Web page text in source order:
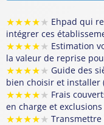
★★★★★ Ehpad qui
intégrer ces
★★★★★ Estimation
la valeur de reprise
★★★★★ Guide des
bien choisir et installer
★★★★★ Frais
en charge et
★★★★★ Transmettre